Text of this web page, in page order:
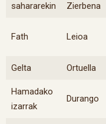
sahararekin
Zierbena
Fath Leioa
Gelta Ortuella
Hamadako
izarrak
Durango